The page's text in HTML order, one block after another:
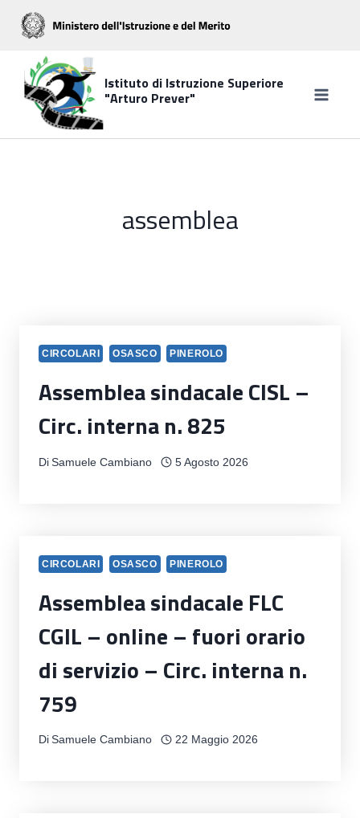
Salta
contenuto
Istituto di Istruzione Superiore
"Arturo Prever"
assemblea
CIRCOLARI OSASCO PINEROLO
Assemblea sindacale CISL –
Circ. interna n. 825
Di Samuele Cambiano 5 Agosto 2026
CIRCOLARI OSASCO PINEROLO
Assemblea sindacale FLC
CGIL – online – fuori orario
di servizio – Circ. interna n.
759
Di Samuele Cambiano 22 Maggio 2026